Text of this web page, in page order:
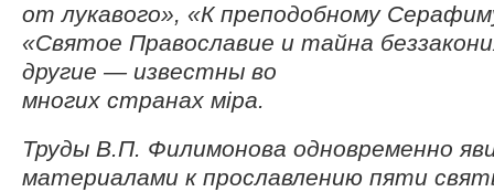
от лукавого», «К преподобному
«Святое Православие и тайна
другие — известны во
многих странах мiра.
Труды В.П. Филимонова одновременно
материалами к прославлению пяти